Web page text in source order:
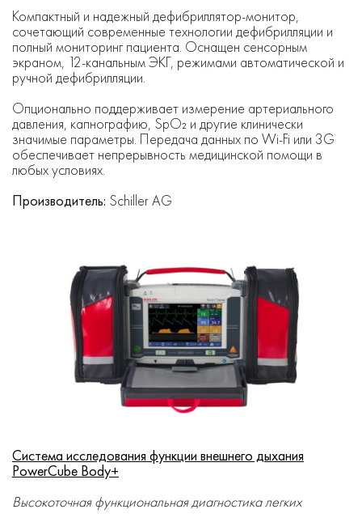
Компактный и надежный дефибриллятор-монитор,
сочетающий современные технологии дефибрилляции и
полный мониторинг пациента. Оснащен сенсорным
экраном, 12-канальным ЭКГ, режимами автоматической и
ручной дефибрилляции.
Опционально поддерживает измерение артериального
давления, капнографию, SpO₂ и другие клинически
значимые параметры. Передача данных по Wi-Fi или 3G
обеспечивает непрерывность медицинской помощи в
любых условиях.
Производитель: Schiller AG
Система исследования функции внешнего дыхания
PowerCube Body+
Высокоточная функциональная диагностика легких